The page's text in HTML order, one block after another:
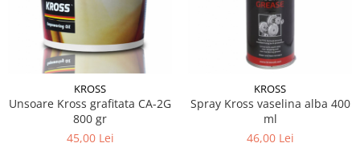
15W40
20W50
AdBlue
Aditivi Auto
Lichid de Frana
KROSS
Unsoare Kross grafitata CA-2G
800 gr
45,00 Lei
KROSS
Spray Kross vaselina alba 400
ml
46,00 Lei